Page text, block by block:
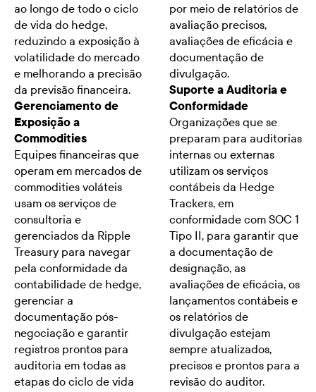
ao longo de todo o ciclo
de vida do hedge,
reduzindo a exposição à
volatilidade do mercado
e melhorando a precisão
da previsão financeira.
Gerenciamento de
Exposição a
Commodities
Equipes financeiras que
operam em mercados de
commodities voláteis
usam os serviços de
consultoria e
gerenciados da Ripple
Treasury para navegar
pela conformidade da
contabilidade de hedge,
gerenciar a
documentação pós-
negociação e garantir
registros prontos para
auditoria em todas as
etapas do ciclo de vida
por meio de relatórios de
avaliação precisos,
avaliações de eficácia e
documentação de
divulgação.
Suporte a Auditoria e
Conformidade
Organizações que se
preparam para auditorias
internas ou externas
utilizam os serviços
contábeis da Hedge
Trackers, em
conformidade com SOC 1
Tipo II, para garantir que
a documentação de
designação, as
avaliações de eficácia, os
lançamentos contábeis e
os relatórios de
divulgação estejam
sempre atualizados,
precisos e prontos para a
revisão do auditor.